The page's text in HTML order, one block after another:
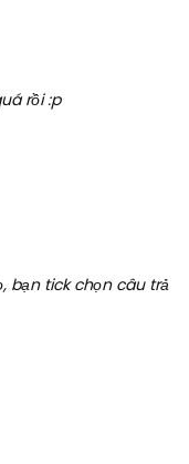
rồi :p
bạn tick chọn câu trả